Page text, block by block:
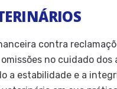
contra
no cuidado dos
a estabilidade e a